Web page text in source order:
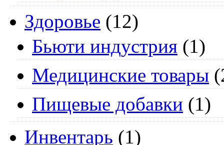
Здоровье (12)
Бьюти индустрия (1)
Медицинские товары
Пищевые добавки (1)
Инвентарь (1)